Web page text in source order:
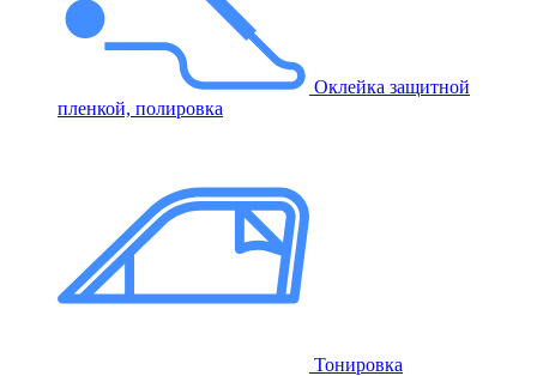
Оклейка защитной
пленкой, полировка
Тонировка